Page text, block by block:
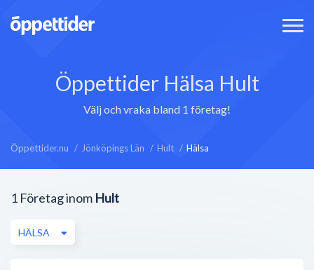
Öppettider Hälsa Hult
Välj och vraka bland 1 företag!
Öppettider.nu Jönköpings Län Hult Hälsa
1 Företag inom Hult
HÄLSA